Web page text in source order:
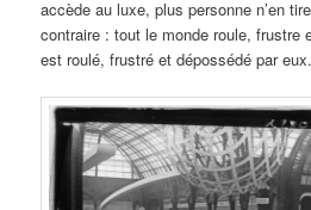
accède au luxe, plus personne n’en
contraire : tout le monde roule, frustre
est roulé, frustré et dépossédé par eux.